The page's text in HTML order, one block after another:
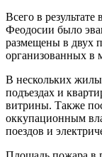
Всего в
Феодосии было
размещены в двух
организованных в
В нескольких
подъездах и
витрины. Также
оккупационным
поездов и